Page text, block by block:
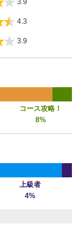
3.9
4.3
3.9
コース攻略！
8%
上級者
4%